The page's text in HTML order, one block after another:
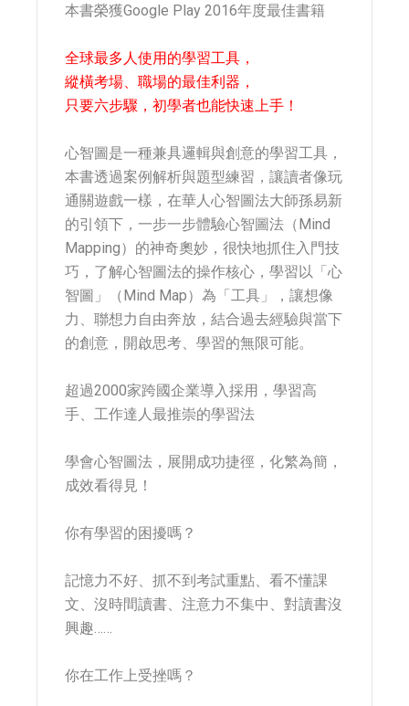
本書榮獲Google Play 2016年度最佳書籍
全球最多人使用的學習工具，
縱橫考場、職場的最佳利器，
只要六步驟，初學者也能快速上手！
心智圖是一種兼具邏輯與創意的學習工具，
本書透過案例解析與題型練習，讓讀者像玩
通關遊戲一樣，在華人心智圖法大師孫易新
的引領下，一步一步體驗心智圖法（Mind
Mapping）的神奇奧妙，很快地抓住入門技
巧，了解心智圖法的操作核心，學習以「心
智圖」（Mind Map）為「工具」，讓想像
力、聯想力自由奔放，結合過去經驗與當下
的創意，開啟思考、學習的無限可能。
超過2000家跨國企業導入採用，學習高
手、工作達人最推崇的學習法
學會心智圖法，展開成功捷徑，化繁為簡，
成效看得見！
你有學習的困擾嗎？
記憶力不好、抓不到考試重點、看不懂課
文、沒時間讀書、注意力不集中、對讀書沒
興趣……
你在工作上受挫嗎？